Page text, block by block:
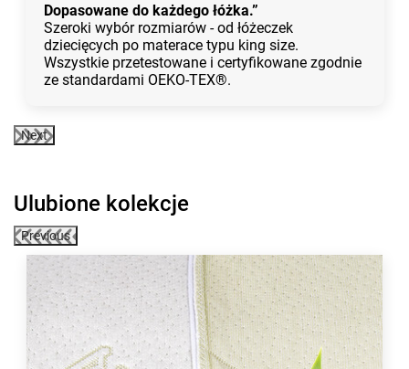
Dopasowane do każdego łóżka.”
Szeroki wybór rozmiarów - od łóżeczek
dziecięcych po materace typu king size.
Wszystkie przetestowane i certyfikowane zgodnie
ze standardami OEKO-TEX®.
Next
Ulubione kolekcje
Previous